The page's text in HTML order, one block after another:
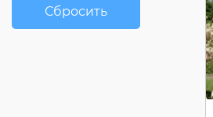
Сбросить